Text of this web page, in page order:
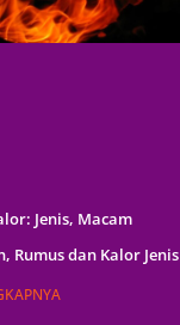
Jenis, Macam
Rumus dan Kalor Jenis